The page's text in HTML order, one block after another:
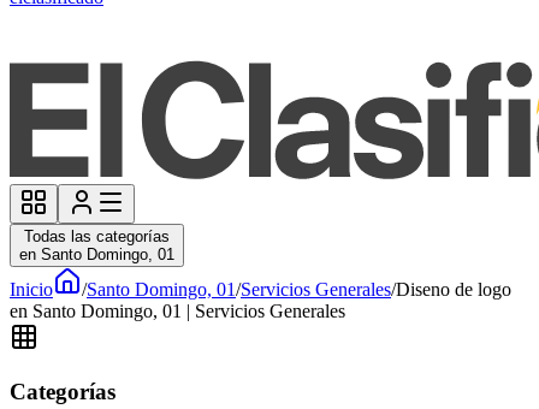
Todas las categorías
en Santo Domingo, 01
Inicio /Santo Domingo, 01/Servicios Generales/Diseno de logo
en Santo Domingo, 01 | Servicios Generales
Categorías